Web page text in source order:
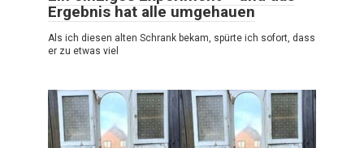
Ergebnis hat alle umgehauen
Als ich diesen alten Schrank bekam, spürte ich sofort, dass
er zu etwas viel